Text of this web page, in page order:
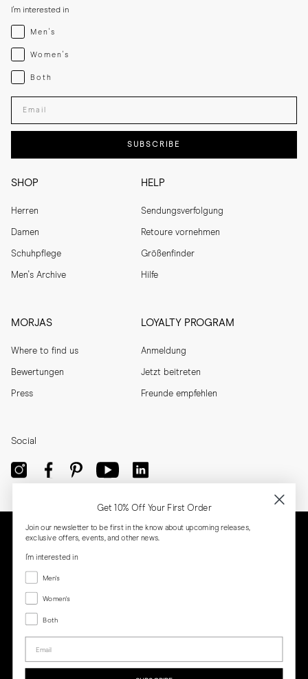
SHOP
Herren
Damen
Schuhpflege
Men's Archive
HELP
Sendungsverfolgung
Retoure vornehmen
Größenfinder
Hilfe
MORJAS
Where to find us
Bewertungen
Press
LOYALTY PROGRAM
Anmeldung
Jetzt beitreten
Freunde empfehlen
I'm interested in
Menswear
Men's
Womenswear
Women's
Both
Both
Enter your email adress
SUBSCRIBE
Social
Get 10% Off Your First Order
Join our newsletter to be first in the know about upcoming releases,
exclusive offers, events, and other news.
I'm interested in
Menswear
Men's
Women's
Women's
Both
Both
Email